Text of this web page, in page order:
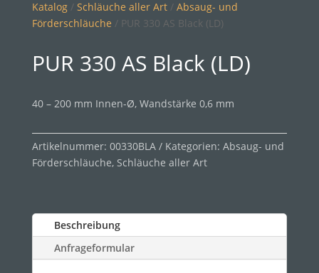
Katalog/ Schläuche aller Art/ Absaug- und
Förderschläuche / PUR 330 AS Black (LD)
PUR 330 AS Black (LD)
40 – 200 mm Innen-Ø, Wandstärke 0,6 mm
Artikelnummer: 00330BLA Kategorien: Absaug- und
Förderschläuche, Schläuche aller Art
Beschreibung
Anfrageformular